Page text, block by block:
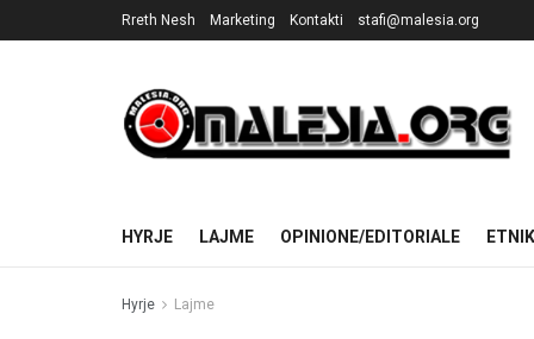
Rreth Nesh Marketing Kontakti stafi@malesia.org
HYRJE LAJME OPINIONE/EDITORIALE
Hyrje Lajme